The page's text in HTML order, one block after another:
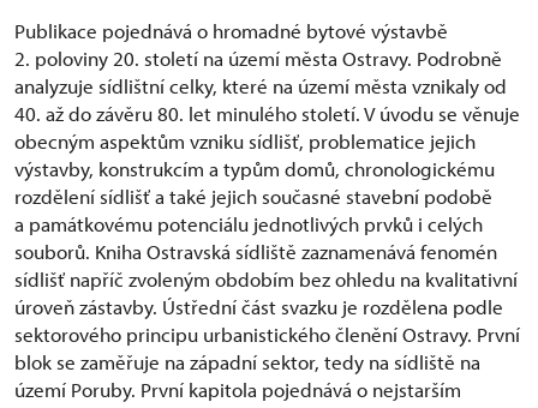
Publikace pojednává o hromadné bytové výstavbě
2. poloviny 20. století na území města Ostravy. Podrobně
analyzuje sídlištní celky, které na území města vznikaly od
40. až do závěru 80. let minulého století. V úvodu se věnuje
obecným aspektům vzniku sídlišť, problematice jejich
výstavby, konstrukcím a typům domů, chronologickému
rozdělení sídlišť a také jejich současné stavební podobě
a památkovému potenciálu jednotlivých prvků i celých
souborů. Kniha Ostravská sídliště zaznamenává fenomén
sídlišť napříč zvoleným obdobím bez ohledu na kvalitativní
úroveň zástavby. Ústřední část svazku je rozdělena podle
sektorového principu urbanistického členění Ostravy. První
blok se zaměřuje na západní sektor, tedy na sídliště na
území Poruby. První kapitola pojednává o nejstarším